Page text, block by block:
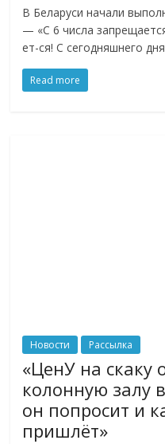
В Беларуси начали
— «С 6 числа
ет-ся! С сегодняшнего
Read more
Новости Рассылка
«ЦенУ на скаку
колонную залу
он попросит и
пришлёт»